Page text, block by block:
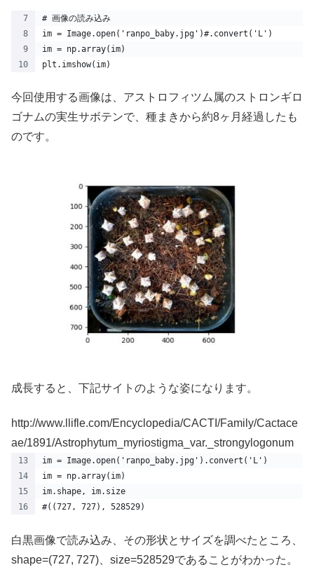
# 画像の読み込み
im = Image.open('ranpo_baby.jpg')#.convert('L')
im = np.array(im)
plt.imshow(im)
今回使用する画像は、アストロフィツム属のストロンギロ
ゴナムの実生サボテンで、種まきから約8ヶ月経過したも
のです。
成長すると、下記サイトのような姿になります。
http://www.llifle.com/Encyclopedia/CACTI/Family/Cactace
ae/1891/Astrophytum_myriostigma_var._strongylogonum
im = Image.open('ranpo_baby.jpg').convert('L')
im = np.array(im)
im.shape, im.size
#((727, 727), 528529)
白黒画像で読み込み、その形状とサイズを調べたところ、
shape=(727, 727)、size=528529であることがわかった。